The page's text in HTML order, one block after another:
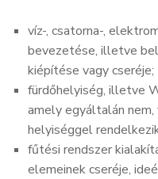
víz-, csatorna-,
bevezetése, illetve
kiépítése vagy cseréje;
fürdőhelyiség, illetve
amely egyáltalán
helyiséggel
fűtési rendszer
elemeinek cseréje,